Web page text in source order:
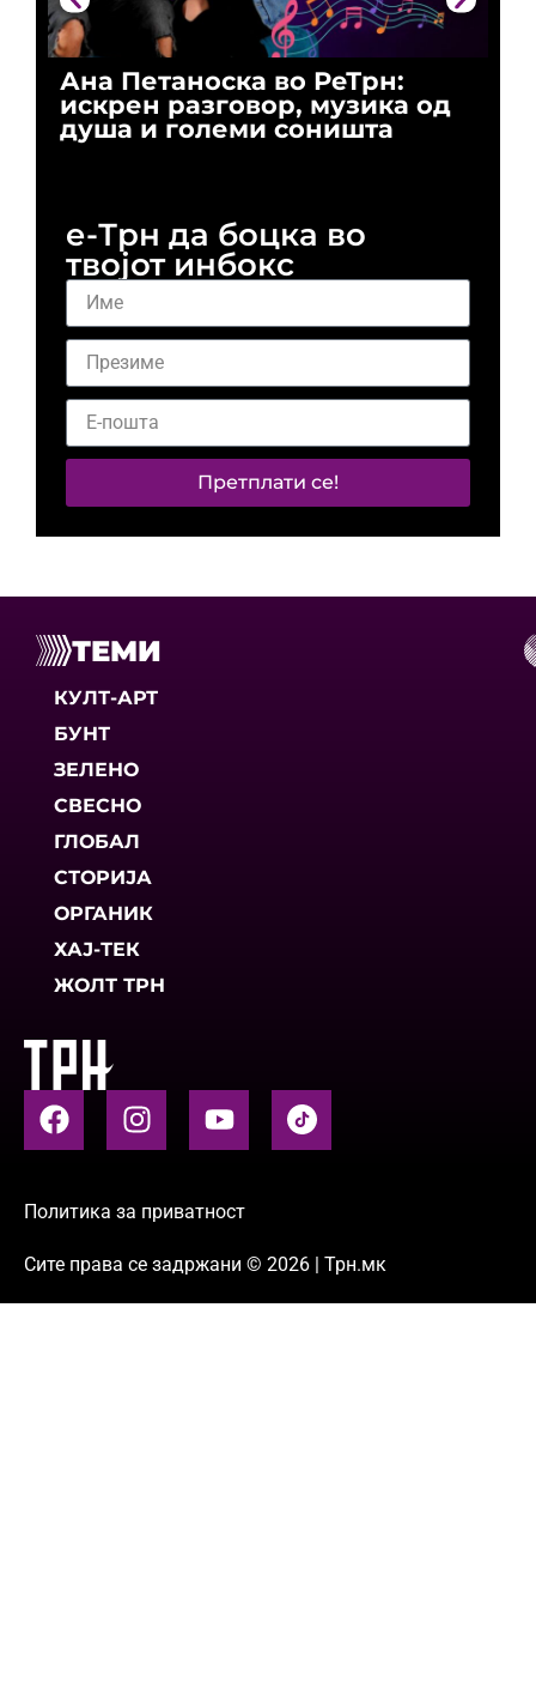
Ана Петаноска во РеТрн:
искрен разговор, музика од
душа и големи соништа
е-Трн да боцка во
твојот инбокс
Претплати се!
ТЕМИ
КУЛТ-АРТ
БУНТ
ЗЕЛЕНО
СВЕСНО
ГЛОБАЛ
СТОРИЈА
ОРГАНИК
ХАЈ-ТЕК
ЖОЛТ ТРН
Политика за приватност
Сите права се задржани © 2026 | Трн.мк